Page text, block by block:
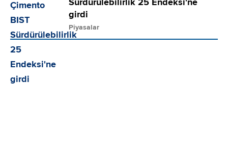
girdi
Piyasalar